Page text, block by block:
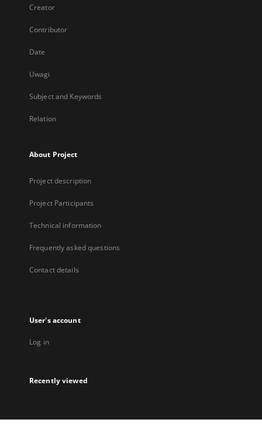
Creator
Contributor
Date
Uwagi
Subject and Keywords
Relation
About Project
Project description
Project Participants
Technical information
Frequently asked questions
Contact details
User's account
Log in
Recently viewed